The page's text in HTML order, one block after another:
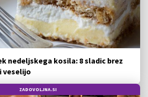
nedeljskega kosila: 8 sladic brez
veselijo
ZADOVOLJNA.SI